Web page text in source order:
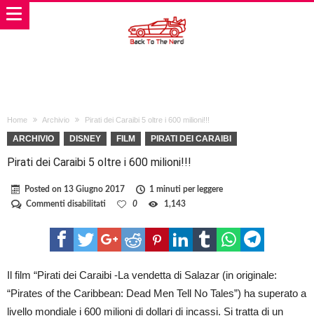
Home Archivio Pirati dei Caraibi 5 oltre i 600 milioni!!!
ARCHIVIO DISNEY FILM PIRATI DEI CARAIBI
Pirati dei Caraibi 5 oltre i 600 milioni!!!
Posted on 13 Giugno 2017
1 minuti per leggere
Commenti disabilitati
Caraibi
i
600
milioni!!!
0 1,143
Il film “Pirati dei Caraibi -La vendetta di Salazar (in originale:
“Pirates of the Caribbean: Dead Men Tell No Tales”) ha superato a
livello mondiale i 600 milioni di dollari di incassi. Si tratta di un